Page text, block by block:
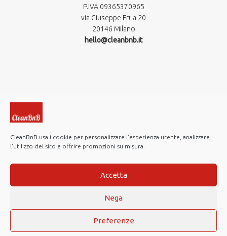
CleanBnB usa i cookie per personalizzare l'esperienza utente, analizzare
l'utilizzo del sito e offrire promozioni su misura.
Accetta
Nega
Preferenze
P.IVA 09365370965​
via Giuseppe Frua 20
20146 Milano
hello@cleanbnb.it
Investor Relations
Note Legali
Privacy policy
Cookie Policy
Web Agency